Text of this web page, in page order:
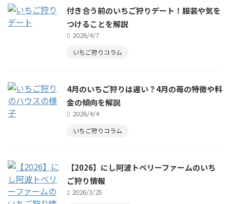
付き合う前のいちご狩りデート！服装や気を
つけることを解説
2026/4/7
いちご狩りコラム
4月のいちご狩りは遅い？4月の苺の特徴や料
金の傾向を解説
2026/4/4
いちご狩りコラム
【2026】にし阿波トベリーファームのいち
ご狩り情報
2026/3/25